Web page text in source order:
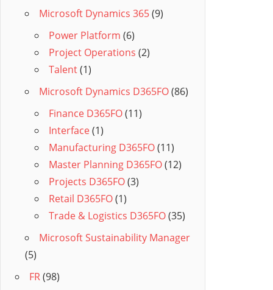
Microsoft Dynamics 365(9)
Power Platform (6)
Project Operations (2)
Talent(1)
Microsoft Dynamics D365FO(86)
Finance D365FO(11)
Interface(1)
Manufacturing D365FO(11)
Master Planning D365FO(12)
Projects D365FO(3)
Retail D365FO(1)
Trade & Logistics D365FO(35)
Microsoft Sustainability Manager
(5)
FR(98)